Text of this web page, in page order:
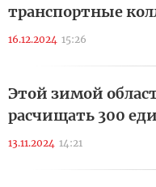
транспортные
16.12.2024 15:26
Этой зимой
расчищать 300
13.11.2024 14:21